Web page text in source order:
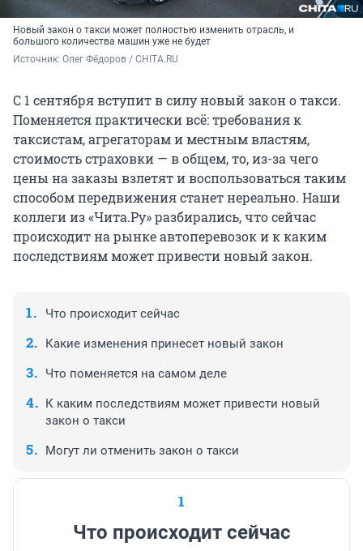
Новый закон о такси может полностью изменить отрасль, и
большого количества машин уже не будет
Источник: Олег Фёдоров / CHITA.RU
С 1 сентября вступит в силу новый закон о такси.
Поменяется практически всё: требования к
таксистам, агрегаторам и местным властям,
стоимость страховки — в общем, то, из-за чего
цены на заказы взлетят и воспользоваться таким
способом передвижения станет нереально. Наши
коллеги из «Чита.Ру» разбирались, что сейчас
происходит на рынке автоперевозок и к каким
последствиям может привести новый закон.
Что происходит сейчас
Какие изменения принесет новый закон
Что поменяется на самом деле
К каким последствиям может привести новый
закон о такси
Могут ли отменить закон о такси
1
Что происходит сейчас